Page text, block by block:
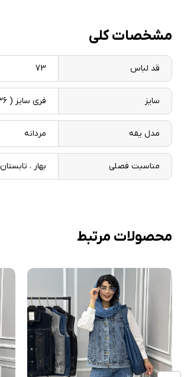
مشخصات کلی
قد لباس 73
سایز فری سایز ( 36 - 48 )
مدل یقه مردانه
مناسبت فصلی بهار ، تابستان
محصولات مرتبط